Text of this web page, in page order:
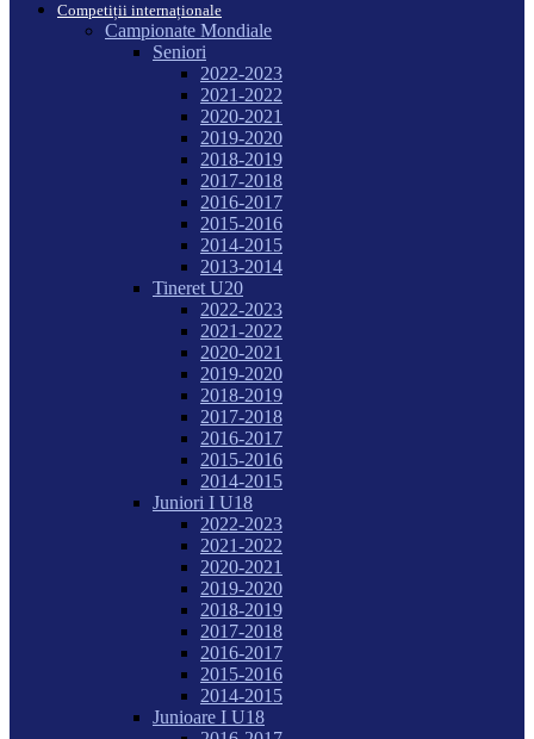
Competiții internaționale
Campionate Mondiale
Seniori
2022-2023
2021-2022
2020-2021
2019-2020
2018-2019
2017-2018
2016-2017
2015-2016
2014-2015
2013-2014
Tineret U20
2022-2023
2021-2022
2020-2021
2019-2020
2018-2019
2017-2018
2016-2017
2015-2016
2014-2015
Juniori I U18
2022-2023
2021-2022
2020-2021
2019-2020
2018-2019
2017-2018
2016-2017
2015-2016
2014-2015
Junioare I U18